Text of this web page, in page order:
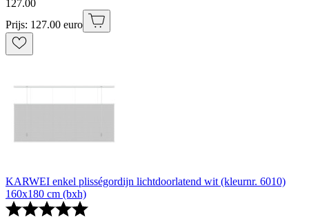
127.00
Prijs: 127.00 euro
KARWEI enkel plisségordijn lichtdoorlatend wit (kleurnr. 6010)
160x180 cm (bxh)